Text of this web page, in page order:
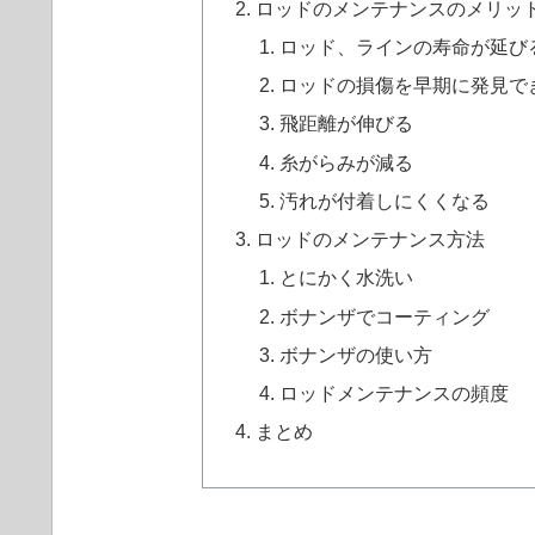
ロッドのメンテナンスのメリッ
ロッド、ラインの寿命が延び
ロッドの損傷を早期に発見で
飛距離が伸びる
糸がらみが減る
汚れが付着しにくくなる
ロッドのメンテナンス方法
とにかく水洗い
ボナンザでコーティング
ボナンザの使い方
ロッドメンテナンスの頻度
まとめ